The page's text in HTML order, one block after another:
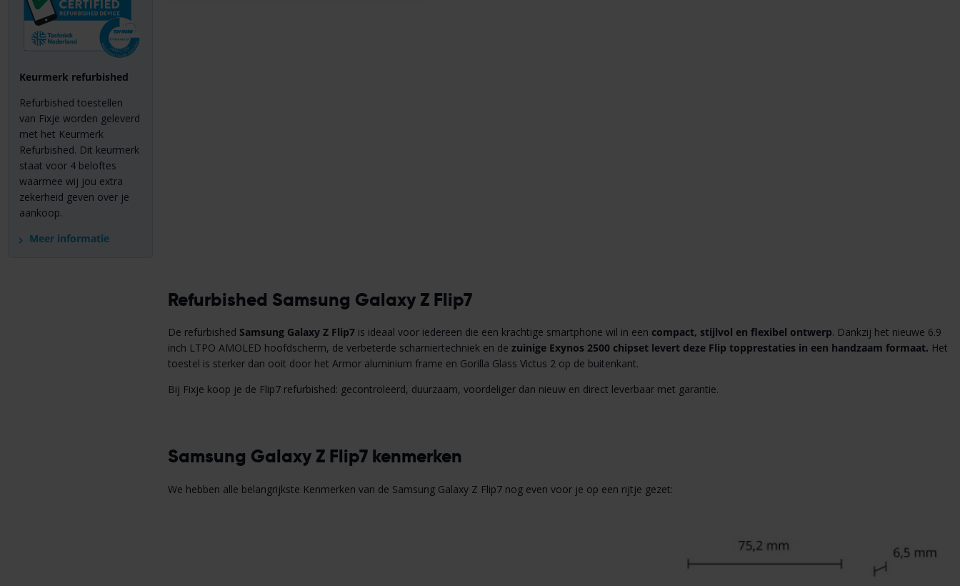
Keurmerk refurbished
Refurbished toestellen
van Fixje worden geleverd
met het Keurmerk
Refurbished. Dit keurmerk
staat voor 4 beloftes
waarmee wij jou extra
zekerheid geven over je
aankoop.
Meer informatie
Refurbished Samsung Galaxy Z Flip7
De refurbished Samsung Galaxy Z Flip7is ideaal voor iedereen die een krachtige smartphone wil in een compact, stijlvol en flexibel ontwerp. Dankzij het nieuwe 6.9
inch LTPO AMOLED hoofdscherm, de verbeterde scharniertechniek en de zuinige Exynos 2500 chipset levert deze Flip topprestaties in een handzaam formaat. Het
toestel is sterker dan ooit door het Armor aluminium frame en Gorilla Glass Victus 2 op de buitenkant.
Bij Fixje koop je de Flip7 refurbished: gecontroleerd, duurzaam, voordeliger dan nieuw en direct leverbaar met garantie.
Samsung Galaxy Z Flip7 kenmerken
We hebben alle belangrijkste Kenmerken van de Samsung Galaxy Z Flip7 nog even voor je op een rijtje gezet: